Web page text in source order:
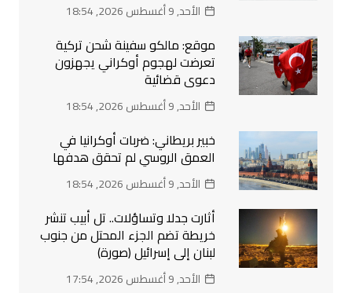
الأحد, 9 أغسطس 2026, 18:54
موقع: مالكو سفينة شحن تركية
تعرضت لهجوم أوكراني يجهزون
دعوى قضائية
الأحد, 9 أغسطس 2026, 18:54
خبير بريطاني: ضربات أوكرانيا في
العمق الروسي لم تحقق هدفها
الأحد, 9 أغسطس 2026, 18:54
أثارت جدلا وتساؤلات.. تل أبيب تنشر
خريطة تضم الجزء المحتل من جنوب
لبنان إلى إسرائيل (صورة)
الأحد, 9 أغسطس 2026, 17:54